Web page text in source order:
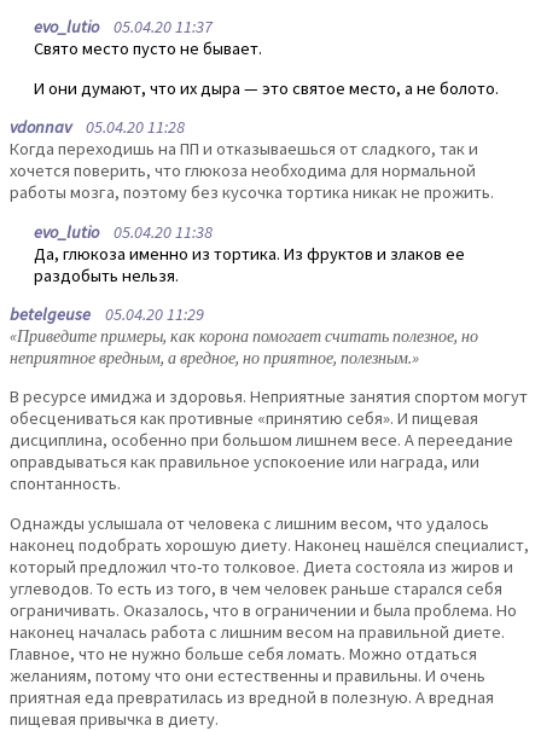
evo_lutio05.04.20 11:37
Свято место пусто не бывает.
И они думают, что их дыра — это святое место, а не болото.
vdonnav05.04.20 11:28
Когда переходишь на ПП и отказываешься от сладкого, так и
хочется поверить, что глюкоза необходима для нормальной
работы мозга, поэтому без кусочка тортика никак не прожить.
evo_lutio05.04.20 11:38
Да, глюкоза именно из тортика. Из фруктов и злаков ее
раздобыть нельзя.
betelgeuse 05.04.20 11:29
«Приведите примеры, как корона помогает считать полезное, но
неприятное вредным, а вредное, но приятное, полезным.»
В ресурсе имиджа и здоровья. Неприятные занятия спортом могут
обесцениваться как противные «принятию себя». И пищевая
дисциплина, особенно при большом лишнем весе. А переедание
оправдываться как правильное успокоение или награда, или
спонтанность.
Однажды услышала от человека с лишним весом, что удалось
наконец подобрать хорошую диету. Наконец нашёлся специалист,
который предложил что-то толковое. Диета состояла из жиров и
углеводов. То есть из того, в чем человек раньше старался себя
ограничивать. Оказалось, что в ограничении и была проблема. Но
наконец началась работа с лишним весом на правильной диете.
Главное, что не нужно больше себя ломать. Можно отдаться
желаниям, потому что они естественны и правильны. И очень
приятная еда превратилась из вредной в полезную. А вредная
пищевая привычка в диету.